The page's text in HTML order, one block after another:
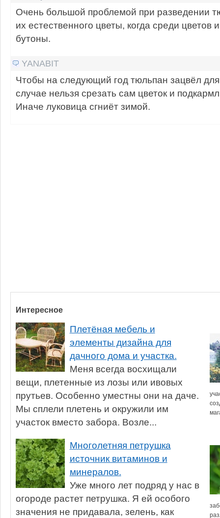
Очень большой проблемой при разведении
их естественного цветы, когда среди цветов
бутоны.
YANABIT
Чтобы на следующий год тюльпан зацвёл для
случае нельзя срезать сам цветок и
Иначе луковица сгниёт зимой.
Интересное
Плетёная мебель и
элементы дизайна для
дачного дома и участка.
Меня всегда восхищали
вещи, плетенные из лозы или ивовых
прутьев. Особенно уместны они на даче.
Мы сплели плетень и окружили им
участок вместо забора. Возле...
Многолетняя петрушка
источник витаминов и
минералов.
Уже много лет подряд у нас в
огороде растет петрушка. Я ей особого
значения не придавала, зелень, как